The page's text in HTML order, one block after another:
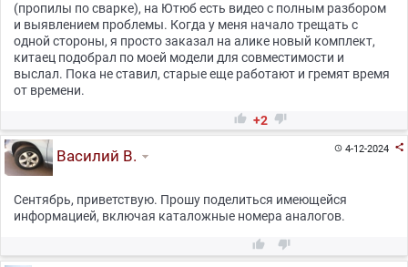
(пропилы по сварке), на Ютюб есть видео с полным разбором
и выявлением проблемы. Когда у меня начало трещать с
одной стороны, я просто заказал на алике новый комплект,
китаец подобрал по моей модели для совместимости и
выслал. Пока не ставил, старые еще работают и гремят время
от времени.
 +2 
4-12-2024 
Василий В.
Сентябрь, приветствую. Прошу поделиться имеющейся
информацией, включая каталожные номера аналогов.
 